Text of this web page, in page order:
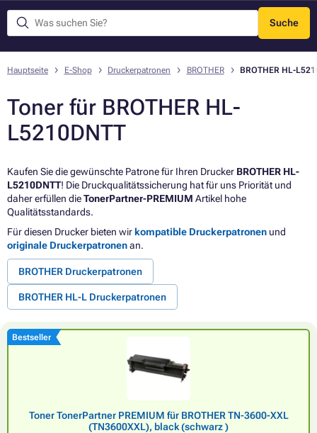
Suche
Menü
Hauptseite E-Shop Druckerpatronen BROTHER BROTHER HL-
Toner für BROTHER HL-
L5210DNTT
Kaufen Sie die gewünschte Patrone für Ihren Drucker BROTHER HL-
L5210DNTT! Die Druckqualitätssicherung hat für uns Priorität und
daher erfüllen dieTonerPartner-PREMIUM Artikel hohe
Qualitätsstandards.
Für diesen Drucker bieten wir kompatible Druckerpatronen und
originale Druckerpatronenan.
BROTHER Druckerpatronen
BROTHER HL-L Druckerpatronen
Bestseller
Toner TonerPartner PREMIUM für BROTHER TN-3600-XXL
(TN3600XXL), black (schwarz )